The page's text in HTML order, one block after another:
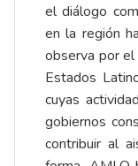
el diálogo
en la región
observa por el
Estados
cuyas
gobiernos
contribuir al